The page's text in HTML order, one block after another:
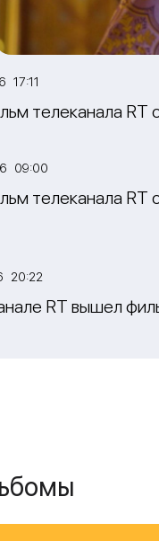
17:11
телеканала RT
09:00
телеканала RT
20:22
RT вышел